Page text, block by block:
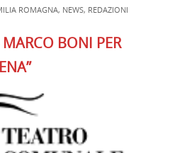
ROMAGNA, NEWS, REDAZIONI
BONI PER